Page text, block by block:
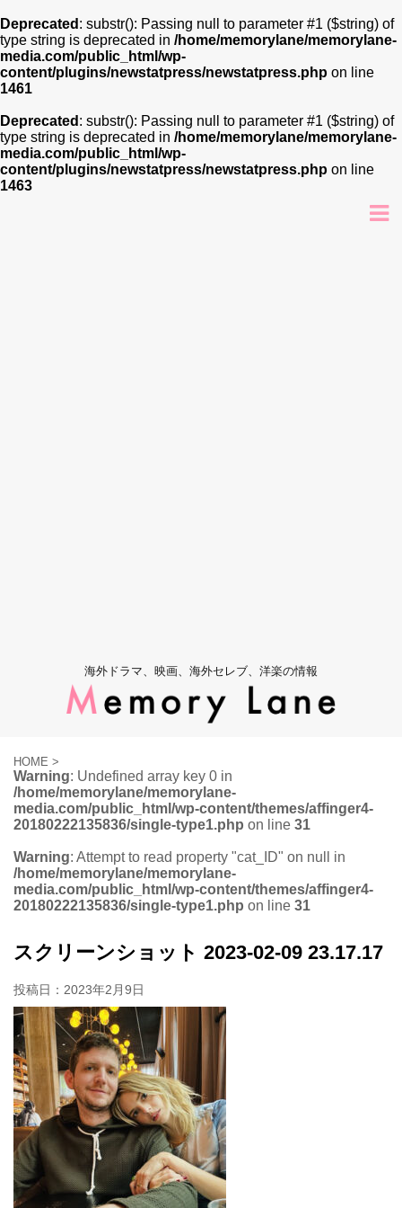
Deprecated : substr(): Passing null to parameter #1 ($string) of
type string is deprecated in /home/memorylane/memorylane-
media.com/public_html/wp-
content/plugins/newstatpress/newstatpress.php on line
1461
Deprecated : substr(): Passing null to parameter #1 ($string) of
type string is deprecated in /home/memorylane/memorylane-
media.com/public_html/wp-
content/plugins/newstatpress/newstatpress.php on line
1463
海外ドラマ、映画、海外セレブ、洋楽の情報
HOME >
Warning: Undefined array key 0 in
/home/memorylane/memorylane-
media.com/public_html/wp-content/themes/affinger4-
20180222135836/single-type1.php on line 31
Warning: Attempt to read property "cat_ID" on null in
/home/memorylane/memorylane-
media.com/public_html/wp-content/themes/affinger4-
20180222135836/single-type1.php on line 31
スクリーンショット 2023-02-09 23.17.17
投稿日： 2023年2月9日